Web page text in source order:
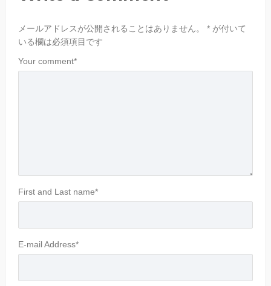
メールアドレスが公開されることはありません。 * が付いて
いる欄は必須項目です
Your comment*
First and Last name*
E-mail Address*